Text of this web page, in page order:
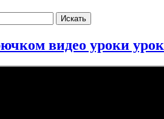
видео уроки